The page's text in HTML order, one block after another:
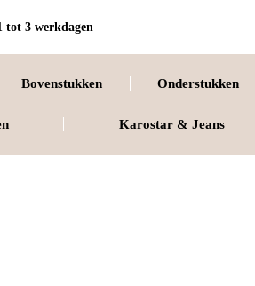
tot 3 werkdagen
Bovenstukken Onderstukken
Karostar & Jeans